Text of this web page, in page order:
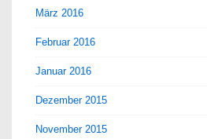
März 2016
Februar 2016
Januar 2016
Dezember 2015
November 2015